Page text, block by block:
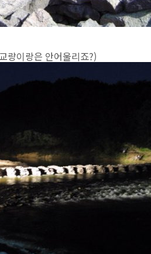
량이랑은 안어울리죠?)